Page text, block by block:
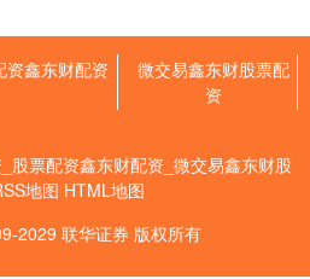
资鑫东财配资
微交易鑫东财股票配
资
股票配资鑫东财配资_微交易鑫东财股
地图 HTML地图
2029 联华证券 版权所有